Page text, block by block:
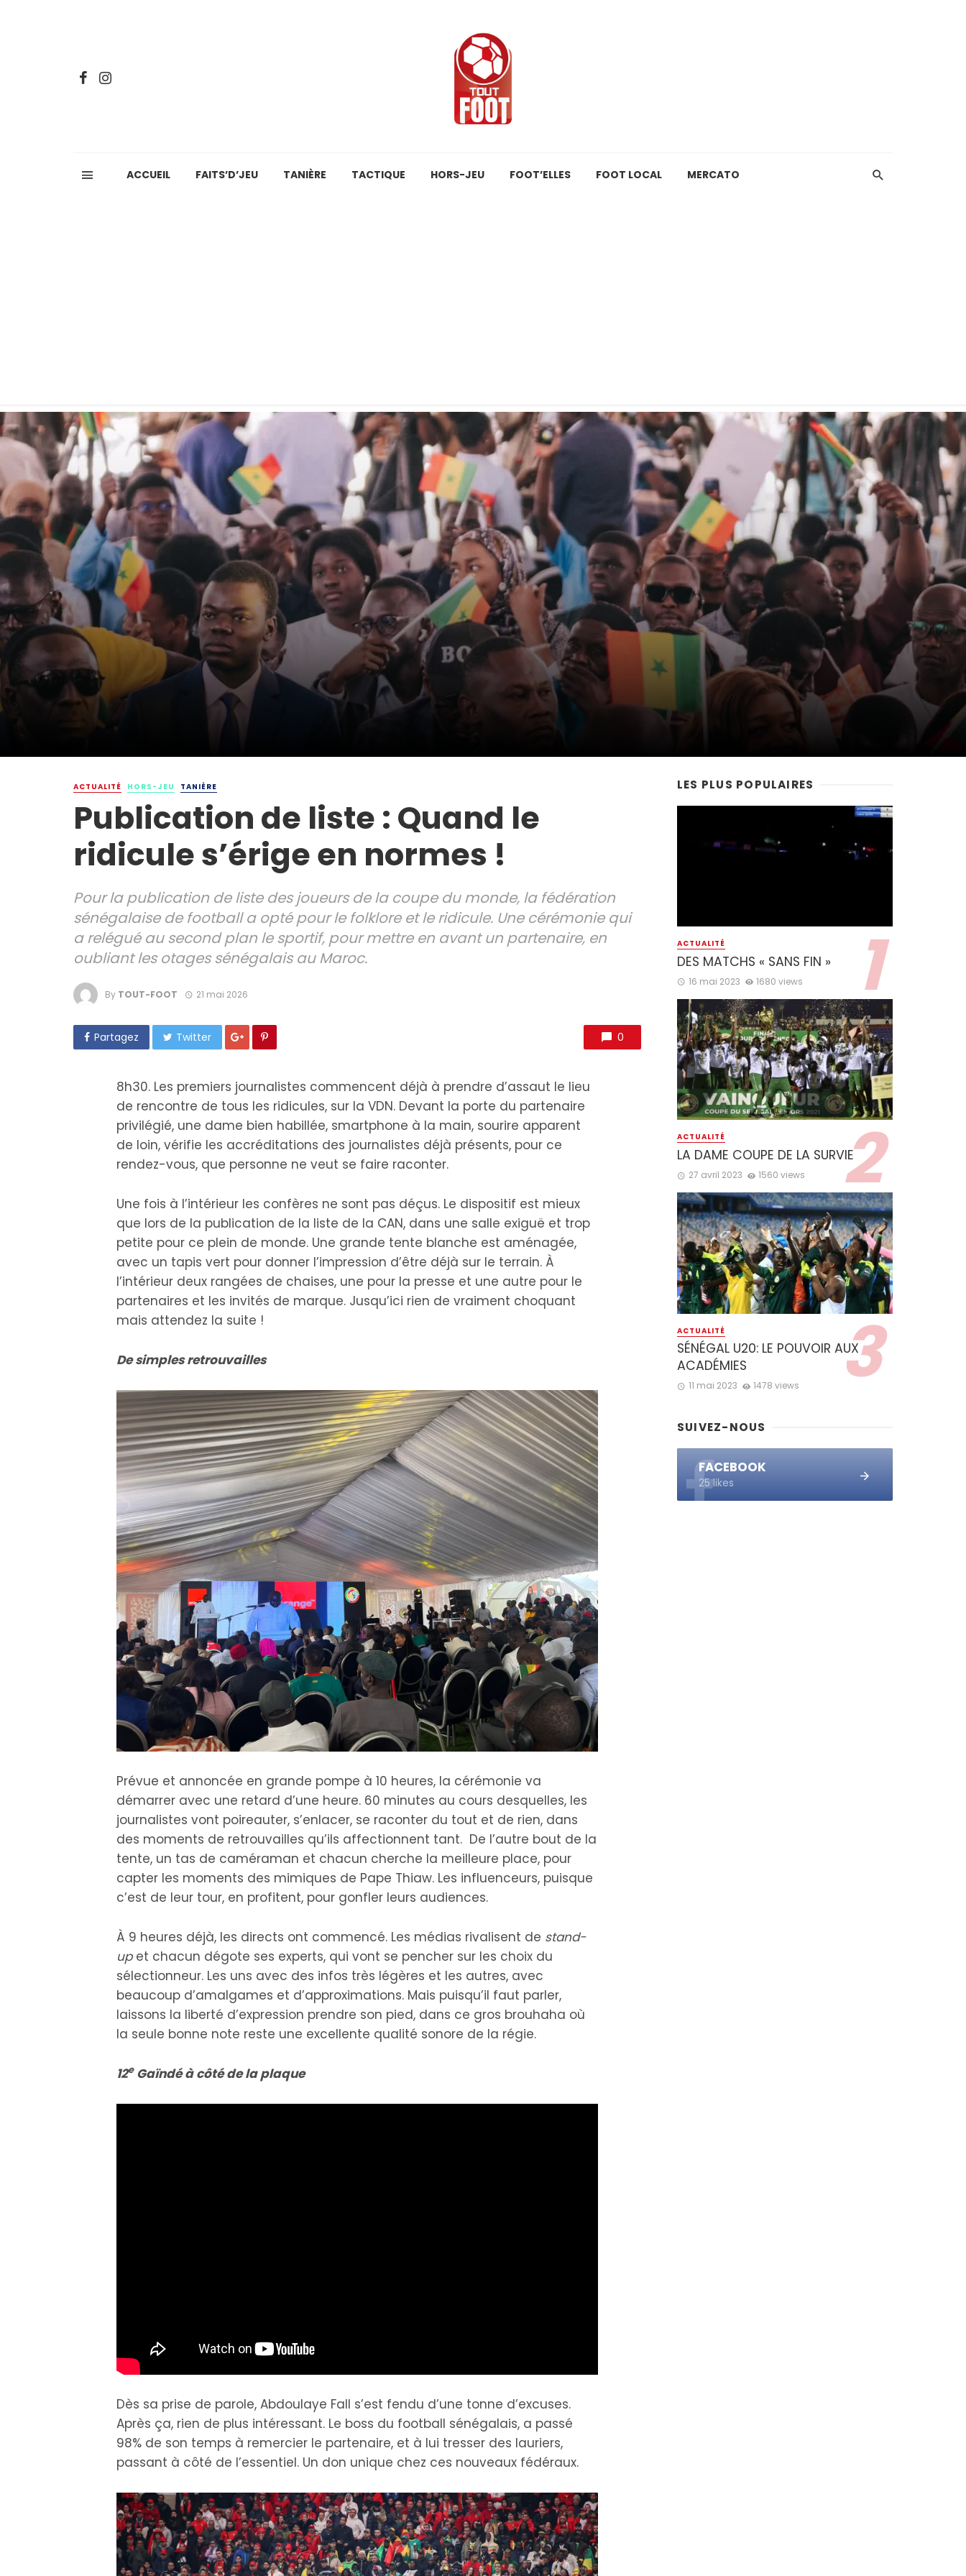
ACCUEIL FAITS’D’JEU TANIÈRE TACTIQUE HORS-JEU FOOT’ELLES FOOT LOCAL MERCATO
ACTUALITÉ HORS-JEU TANIÈRE
Publication de liste : Quand le
ridicule s’érige en normes !
Pour la publication de liste des joueurs de la coupe du monde, la fédération
sénégalaise de football a opté pour le folklore et le ridicule. Une cérémonie qui
a relégué au second plan le sportif, pour mettre en avant un partenaire, en
oubliant les otages sénégalais au Maroc.
By TOUT-FOOT 21 mai 2026
Partagez Twitter 0
8h30. Les premiers journalistes commencent déjà à prendre d’assaut le lieu
de rencontre de tous les ridicules, sur la VDN. Devant la porte du partenaire
privilégié, une dame bien habillée, smartphone à la main, sourire apparent
de loin, vérifie les accréditations des journalistes déjà présents, pour ce
rendez-vous, que personne ne veut se faire raconter.
Une fois à l’intérieur les confères ne sont pas déçus. Le dispositif est mieux
que lors de la publication de la liste de la CAN, dans une salle exiguë et trop
petite pour ce plein de monde. Une grande tente blanche est aménagée,
avec un tapis vert pour donner l’impression d’être déjà sur le terrain. À
l’intérieur deux rangées de chaises, une pour la presse et une autre pour le
partenaires et les invités de marque. Jusqu’ici rien de vraiment choquant
mais attendez la suite !
De simples retrouvailles
Prévue et annoncée en grande pompe à 10 heures, la cérémonie va
démarrer avec une retard d’une heure. 60 minutes au cours desquelles, les
journalistes vont poireauter, s’enlacer, se raconter du tout et de rien, dans
des moments de retrouvailles qu’ils affectionnent tant. De l’autre bout de la
tente, un tas de caméraman et chacun cherche la meilleure place, pour
capter les moments des mimiques de Pape Thiaw. Les influenceurs, puisque
c’est de leur tour, en profitent, pour gonfler leurs audiences.
À 9 heures déjà, les directs ont commencé. Les médias rivalisent de stand-
upet chacun dégote ses experts, qui vont se pencher sur les choix du
sélectionneur. Les uns avec des infos très légères et les autres, avec
beaucoup d’amalgames et d’approximations. Mais puisqu’il faut parler,
laissons la liberté d’expression prendre son pied, dans ce gros brouhaha où
la seule bonne note reste une excellente qualité sonore de la régie.
12eGaïndé à côté de la plaque
Dès sa prise de parole, Abdoulaye Fall s’est fendu d’une tonne d’excuses.
Après ça, rien de plus intéressant. Le boss du football sénégalais, a passé
98% de son temps à remercier le partenaire, et à lui tresser des lauriers,
passant à côté de l’essentiel. Un don unique chez ces nouveaux fédéraux.
LES PLUS POPULAIRES
ACTUALITÉ
DES MATCHS « SANS FIN »
16 mai 2023 1680 views
ACTUALITÉ
LA DAME COUPE DE LA SURVIE
27 avril 2023 1560 views
ACTUALITÉ
SÉNÉGAL U20: LE POUVOIR AUX
ACADÉMIES
11 mai 2023 1478 views
SUIVEZ-NOUS
FACEBOOK
25 likes